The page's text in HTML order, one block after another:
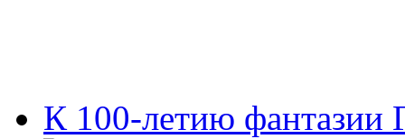
К 100-летию фантазии